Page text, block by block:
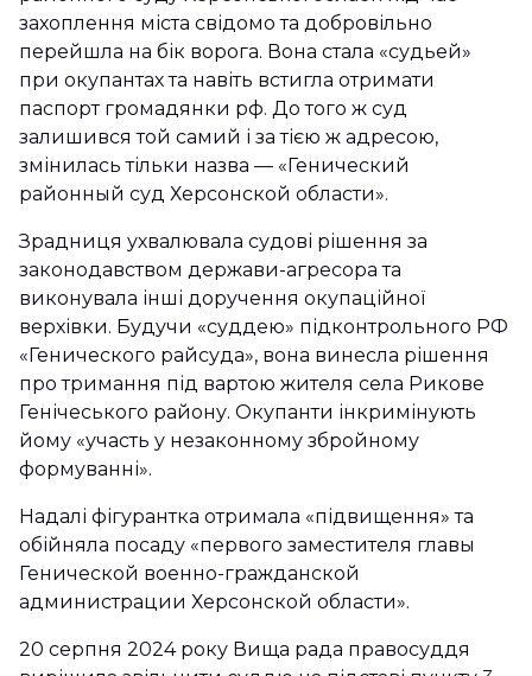
захоплення міста свідомо та добровільно
перейшла на бік ворога. Вона стала «судьей»
при окупантах та навіть встигла отримати
паспорт громадянки рф. До того ж суд
залишився той самий і за тією ж адресою,
змінилась тільки назва — «Генический
районный суд Херсонской области».
Зрадниця ухвалювала судові рішення за
законодавством держави-агресора та
виконувала інші доручення окупаційної
верхівки. Будучи «суддею» підконтрольного РФ
«Генического райсуда», вона винесла рішення
про тримання під вартою жителя села Рикове
Генічеського району. Окупанти інкримінують
йому «участь у незаконному збройному
формуванні».
Надалі фігурантка отримала «підвищення» та
обійняла посаду «первого заместителя главы
Генической военно-гражданской
администрации Херсонской области».
20 серпня 2024 року Вища рада правосуддя